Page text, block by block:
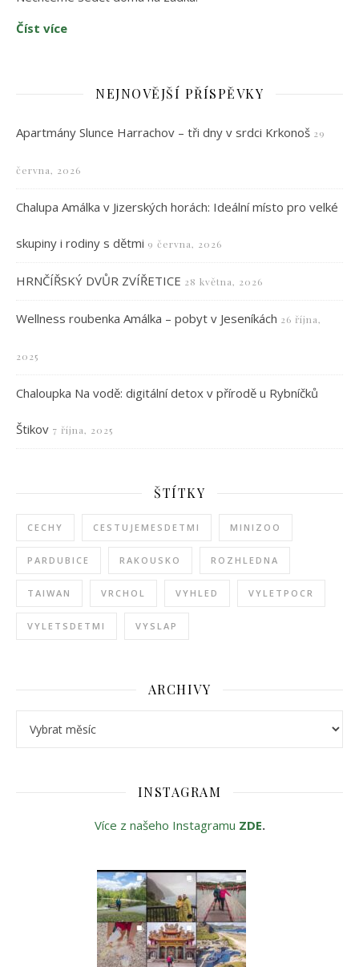
Číst více
NEJNOVĚJŠÍ PŘÍSPĚVKY
Apartmány Slunce Harrachov – tři dny v srdci Krkonoš 29
června, 2026
Chalupa Amálka v Jizerských horách: Ideální místo pro velké
skupiny i rodiny s dětmi 9 června, 2026
HRNČÍŘSKÝ DVŮR ZVÍŘETICE 28 května, 2026
Wellness roubenka Amálka – pobyt v Jeseníkách 26 října,
2025
Chaloupka Na vodě: digitální detox v přírodě u Rybníčků
Štikov 7 října, 2025
ŠTÍTKY
CECHY CESTUJEMESDETMI MINIZOO
PARDUBICE RAKOUSKO ROZHLEDNA
TAIWAN VRCHOL VYHLED VYLETPOCR
VYLETSDETMI VYSLAP
ARCHIVY
INSTAGRAM
Více z našeho Instagramu ZDE.